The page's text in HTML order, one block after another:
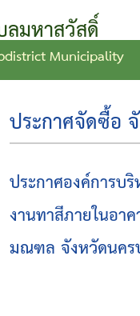
ลมหาสวัสดิ์
Municipality
ประกาศจัดซื้อ
ประกาศองค์การบ
งานทาสีภายในอา
มณฑล จังหวัดนค